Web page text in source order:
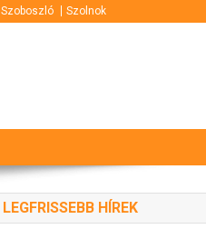
Szoboszló Szolnok
LEGFRISSEBB HÍREK